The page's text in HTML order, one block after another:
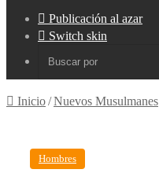
Publicación al azar
Switch skin
Inicio/Nuevos Musulmanes
Hombres